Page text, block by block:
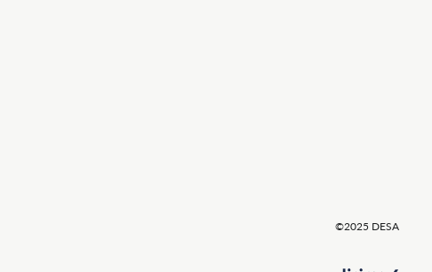
©2025 DESA